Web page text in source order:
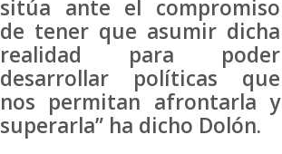
sitúa ante el compromiso
de tener que asumir dicha
realidad para poder
desarrollar políticas que
nos permitan afrontarla y
superarla” ha dicho Dolón.